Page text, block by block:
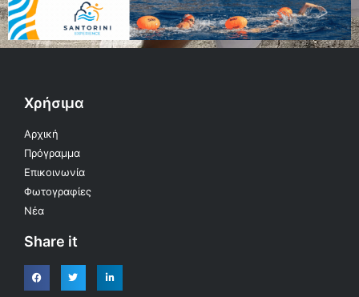
Χρήσιμα
Αρχική
Πρόγραμμα
Επικοινωνία
Φωτογραφίες
Νέα
Share it